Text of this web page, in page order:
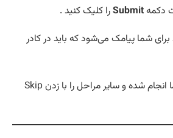
دکمهSubmitرا کلیک کنید .
شما پیامک می‌شود که باید در کادر
اکنون تقریبا ثبت نام شما انجام شده و سایر مراحل را با زدن Skip